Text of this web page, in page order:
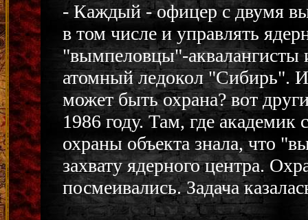
- Каждый - офицер с двумя
в том числе и управлять
"вымпеловцы"-аквалангисты
атомный ледокол "Сибирь".
может быть охрана? вот
1986 году. Там, где академик
охраны объекта знала, что
захвату ядерного центра.
посмеивались. Задача